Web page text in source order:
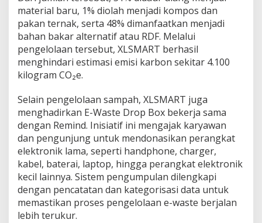
material baru, 1% diolah menjadi kompos dan
pakan ternak, serta 48% dimanfaatkan menjadi
bahan bakar alternatif atau RDF. Melalui
pengelolaan tersebut, XLSMART berhasil
menghindari estimasi emisi karbon sekitar 4.100
kilogram CO₂e.
Selain pengelolaan sampah, XLSMART juga
menghadirkan E-Waste Drop Box bekerja sama
dengan Remind. Inisiatif ini mengajak karyawan
dan pengunjung untuk mendonasikan perangkat
elektronik lama, seperti handphone, charger,
kabel, baterai, laptop, hingga perangkat elektronik
kecil lainnya. Sistem pengumpulan dilengkapi
dengan pencatatan dan kategorisasi data untuk
memastikan proses pengelolaan e-waste berjalan
lebih terukur.